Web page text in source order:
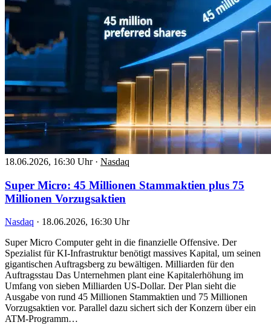
18.06.2026, 16:30 Uhr · Nasdaq
Super Micro: 45 Millionen Stammaktien plus 75
Millionen Vorzugsaktien
Nasdaq · 18.06.2026, 16:30 Uhr
Super Micro Computer geht in die finanzielle Offensive. Der
Spezialist für KI-Infrastruktur benötigt massives Kapital, um seinen
gigantischen Auftragsberg zu bewältigen. Milliarden für den
Auftragsstau Das Unternehmen plant eine Kapitalerhöhung im
Umfang von sieben Milliarden US-Dollar. Der Plan sieht die
Ausgabe von rund 45 Millionen Stammaktien und 75 Millionen
Vorzugsaktien vor. Parallel dazu sichert sich der Konzern über ein
ATM-Programm…